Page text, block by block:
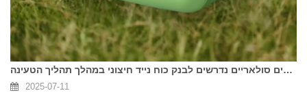
איזה סוג של פאנלים סולאריים נדרשים לבנק כוח נייד חיצוני במהלך תהליך הטעינה?
2025-07-11